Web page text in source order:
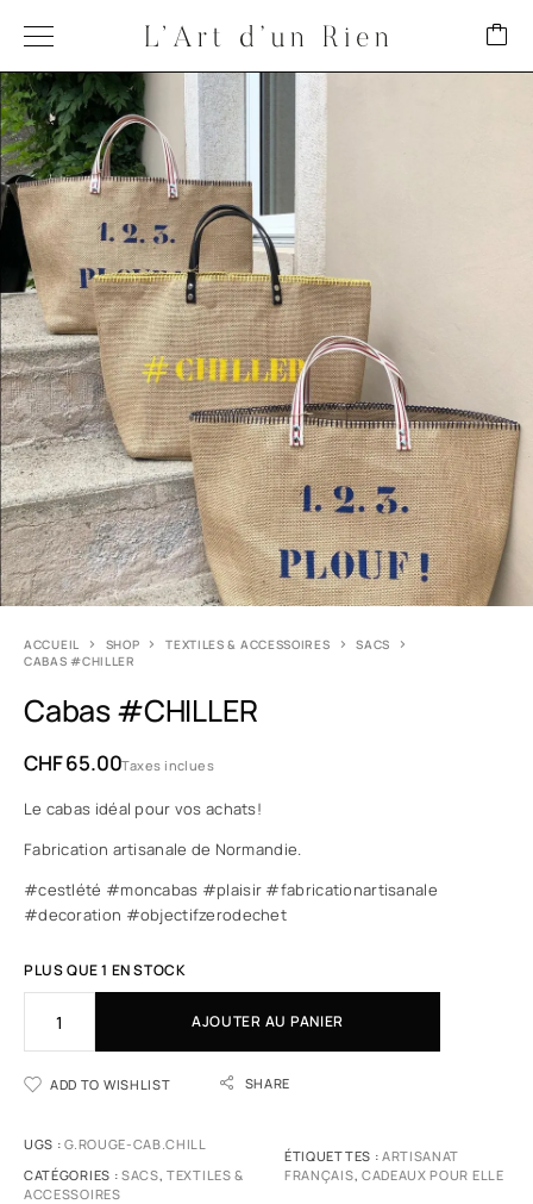
ACCUEIL SHOP TEXTILES & ACCESSOIRES
SACS
CABAS #CHILLER
Cabas #CHILLER
CHF65.00Taxes inclues
Le cabas idéal pour vos achats!
Fabrication artisanale de Normandie.
#cestlété #moncabas #plaisir #fabricationartisanale
#decoration #objectifzerodechet
PLUS QUE 1 EN STOCK
AJOUTER AU PANIER
ADD TO WISHLIST SHARE
UGS :G.ROUGE-CAB.CHILL
CATÉGORIES : SACS,TEXTILES &
ACCESSOIRES
ÉTIQUETTES : ARTISANAT
FRANÇAIS, CADEAUX POUR ELLE